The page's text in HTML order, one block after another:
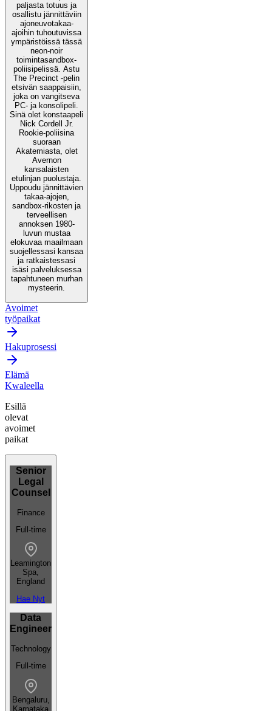
paljasta totuus ja
osallistu jännittäviin
ajoneuvotakaa-
ajoihin tuhoutuvissa
ympäristöissä tässä
neon-noir
toimintasandbox-
poliisipelissä. Astu
The Precinct -pelin
etsivän saappaisiin,
joka on vangitseva
PC- ja konsolipeli.
Sinä olet konstaapeli
Nick Cordell Jr.
Rookie-poliisina
suoraan
Akatemiasta, olet
Avernon
kansalaisten
etulinjan puolustaja.
Uppoudu jännittävien
takaa-ajojen,
sandbox-rikosten ja
terveellisen
annoksen 1980-
luvun mustaa
elokuvaa maailmaan
suojellessasi kansaa
ja ratkaistessasi
isäsi palveluksessa
tapahtuneen murhan
mysteerin.
Avoimet
työpaikat
Hakuprosessi
Elämä
Kwaleella
Esillä
olevat
avoimet
paikat
Senior
Legal
Counsel
Finance
Full-time
Leamington
Spa,
England
Hae Nyt
Data
Engineer
Technology
Full-time
Bengaluru,
Karnataka